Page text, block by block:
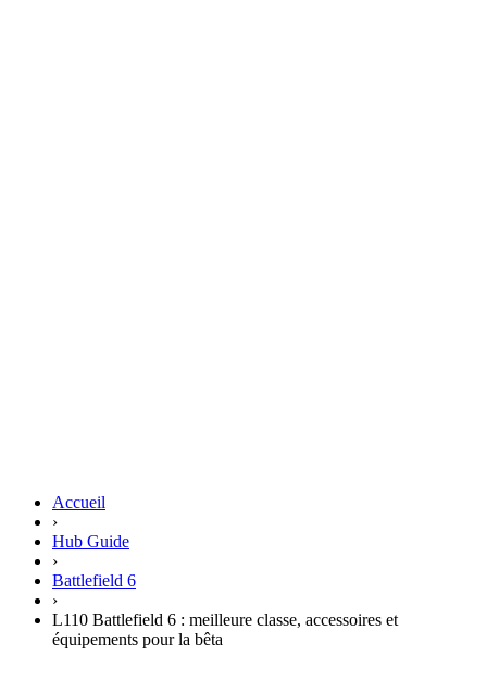
Accueil
›
Hub Guide
›
Battlefield 6
›
L110 Battlefield 6 : meilleure classe, accessoires et
équipements pour la bêta